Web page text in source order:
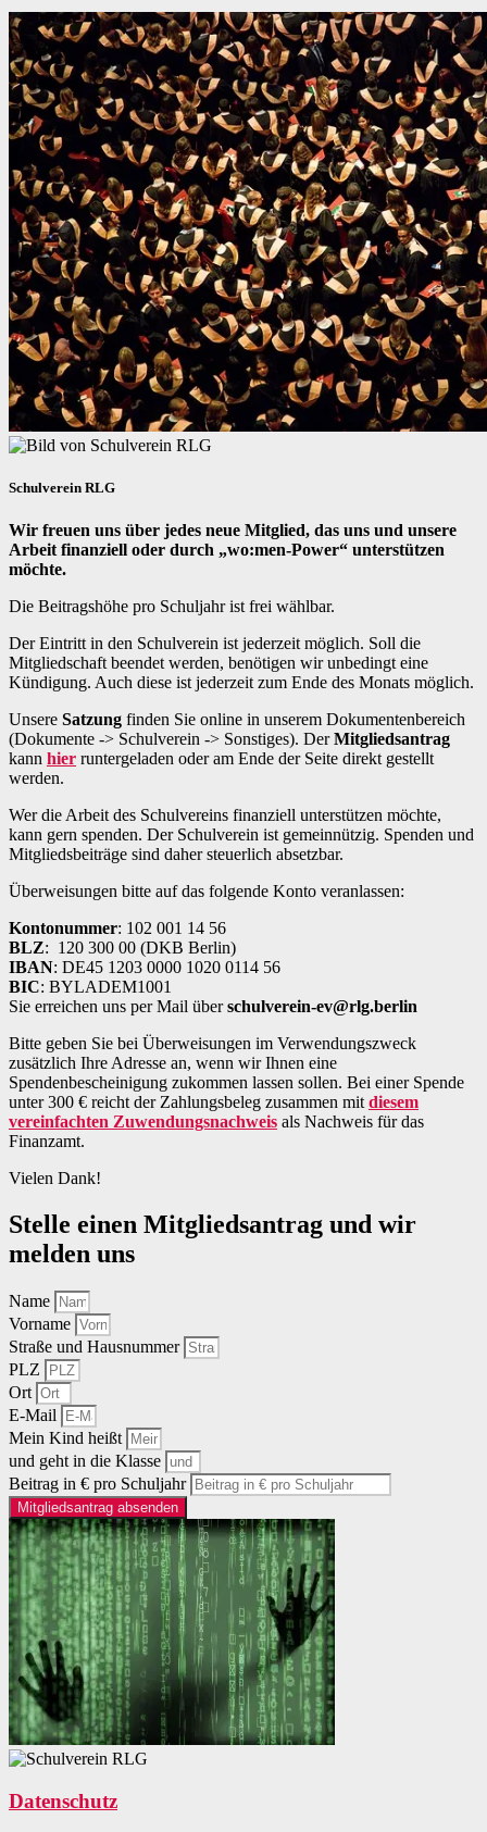
Schulverein RLG
Wir freuen uns über jedes neue Mitglied, das uns und unsere
Arbeit finanziell oder durch „wo:men-Power“ unterstützen
möchte.
Die Beitragshöhe pro Schuljahr ist frei wählbar.
Der Eintritt in den Schulverein ist jederzeit möglich. Soll die
Mitgliedschaft beendet werden, benötigen wir unbedingt eine
Kündigung. Auch diese ist jederzeit zum Ende des Monats möglich.
Unsere Satzung finden Sie online in unserem Dokumentenbereich
(Dokumente -> Schulverein -> Sonstiges). DerMitgliedsantrag
kann hier runtergeladen oder am Ende der Seite direkt gestellt
werden.
Wer die Arbeit des Schulvereins finanziell unterstützen möchte,
kann gern spenden. Der Schulverein ist gemeinnützig. Spenden und
Mitgliedsbeiträge sind daher steuerlich absetzbar.
Überweisungen bitte auf das folgende Konto veranlassen:
Kontonummer: 102 001 14 56
BLZ: 120 300 00 (DKB Berlin)
IBAN: DE45 1203 0000 1020 0114 56
BIC: BYLADEM1001
Sie erreichen uns per Mail überschulverein-ev@rlg.berlin
Bitte geben Sie bei Überweisungen im Verwendungszweck
zusätzlich Ihre Adresse an, wenn wir Ihnen eine
Spendenbescheinigung zukommen lassen sollen. Bei einer Spende
unter 300 € reicht der Zahlungsbeleg zusammen mitdiesem
vereinfachten Zuwendungsnachweis als Nachweis für das
Finanzamt.
Vielen Dank!
Stelle einen Mitgliedsantrag und wir
melden uns
Name
Vorname
Straße und Hausnummer
PLZ
Ort
E-Mail
Mein Kind heißt
und geht in die Klasse
Beitrag in € pro Schuljahr
Mitgliedsantrag absenden
Datenschutz